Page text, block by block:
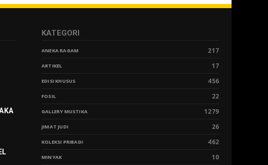
KATEGORI
ANEKA RAGAM 217
ARTIKEL 17
EDISI KHUSUS 456
FOSIL 22
GALLERY MUSTIKA 1279
JIMAT JUDI 26
KOLEKSI PRIBADI 462
MINYAK 10